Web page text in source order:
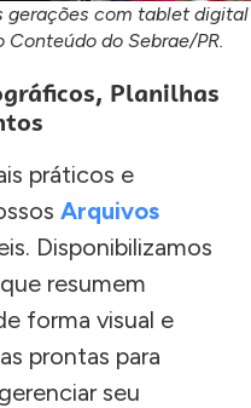
gerações com tablet digital
do Sebrae/PR.
Planilhas
práticos e
Arquivos
Disponibilizamos
resumem
forma visual e
prontas para
seu